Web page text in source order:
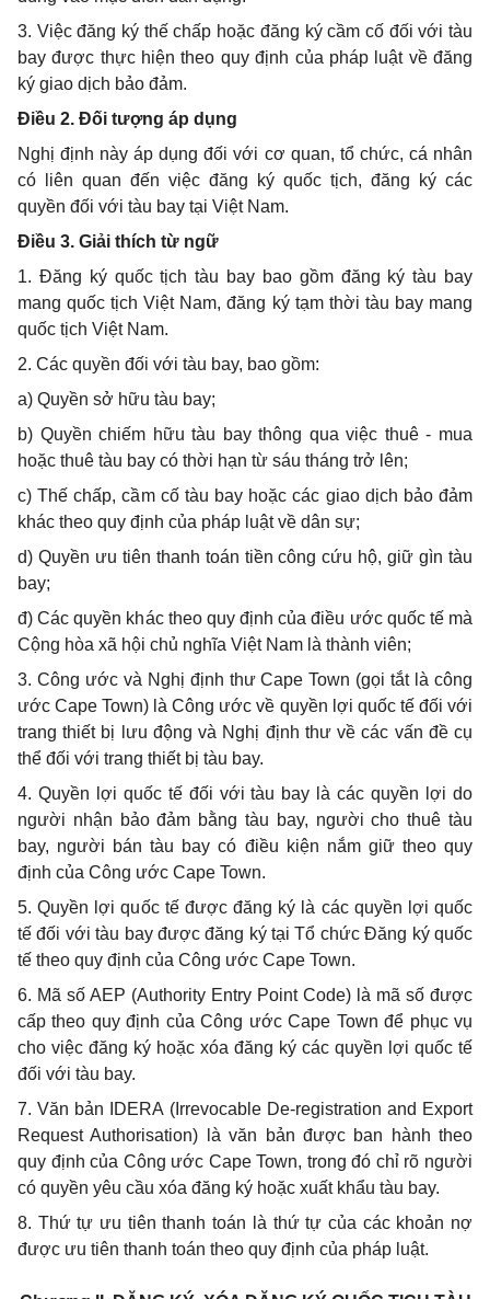
3. Việc đăng ký thế chấp hoặc đăng ký cầm cố đối với tàu
bay được thực hiện theo quy định của pháp luật về đăng
ký giao dịch bảo đảm.
Điều 2. Đối tượng áp dụng
Nghị định này áp dụng đối với cơ quan, tổ chức, cá nhân
có liên quan đến việc đăng ký quốc tịch, đăng ký các
quyền đối với tàu bay tại Việt Nam.
Điều 3. Giải thích từ ngữ
1. Đăng ký quốc tịch tàu bay bao gồm đăng ký tàu bay
mang quốc tịch Việt Nam, đăng ký tạm thời tàu bay mang
quốc tịch Việt Nam.
2. Các quyền đối với tàu bay, bao gồm:
a) Quyền sở hữu tàu bay;
b) Quyền chiếm hữu tàu bay thông qua việc thuê - mua
hoặc thuê tàu bay có thời hạn từ sáu tháng trở lên;
c) Thế chấp, cầm cố tàu bay hoặc các giao dịch bảo đảm
khác theo quy định của pháp luật về dân sự;
d) Quyền ưu tiên thanh toán tiền công cứu hộ, giữ gìn tàu
bay;
đ) Các quyền khác theo quy định của điều ước quốc tế mà
Cộng hòa xã hội chủ nghĩa Việt Nam là thành viên;
3. Công ước và Nghị định thư Cape Town (gọi tắt là công
ước Cape Town) là Công ước về quyền lợi quốc tế đối với
trang thiết bị lưu động và Nghị định thư về các vấn đề cụ
thể đối với trang thiết bị tàu bay.
4. Quyền lợi quốc tế đối với tàu bay là các quyền lợi do
người nhận bảo đảm bằng tàu bay, người cho thuê tàu
bay, người bán tàu bay có điều kiện nắm giữ theo quy
định của Công ước Cape Town.
5. Quyền lợi quốc tế được đăng ký là các quyền lợi quốc
tế đối với tàu bay được đăng ký tại Tổ chức Đăng ký quốc
tế theo quy định của Công ước Cape Town.
6. Mã số AEP (Authority Entry Point Code) là mã số được
cấp theo quy định của Công ước Cape Town để phục vụ
cho việc đăng ký hoặc xóa đăng ký các quyền lợi quốc tế
đối với tàu bay.
7. Văn bản IDERA (Irrevocable De-registration and Export
Request Authorisation) là văn bản được ban hành theo
quy định của Công ước Cape Town, trong đó chỉ rõ người
có quyền yêu cầu xóa đăng ký hoặc xuất khẩu tàu bay.
8. Thứ tự ưu tiên thanh toán là thứ tự của các khoản nợ
được ưu tiên thanh toán theo quy định của pháp luật.